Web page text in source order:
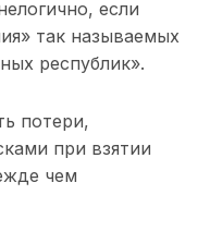
если
так называемых
республик».
потери,
при взятии
чем